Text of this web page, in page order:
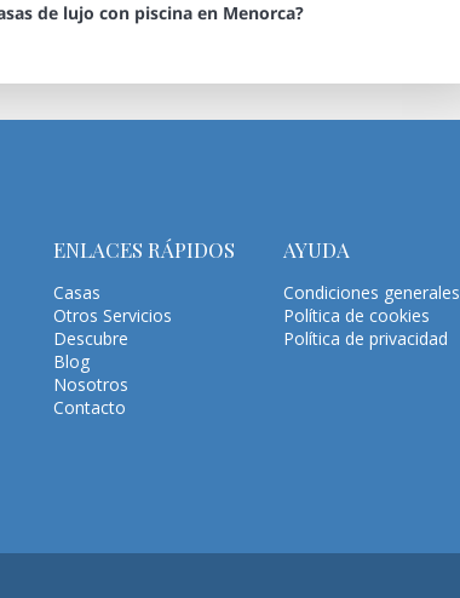
de lujo con piscina en Menorca?
ENLACES RÁPIDOS
Casas
Otros Servicios
Descubre
Blog
Nosotros
Contacto
AYUDA
Condiciones generales
Política de cookies
Política de privacidad